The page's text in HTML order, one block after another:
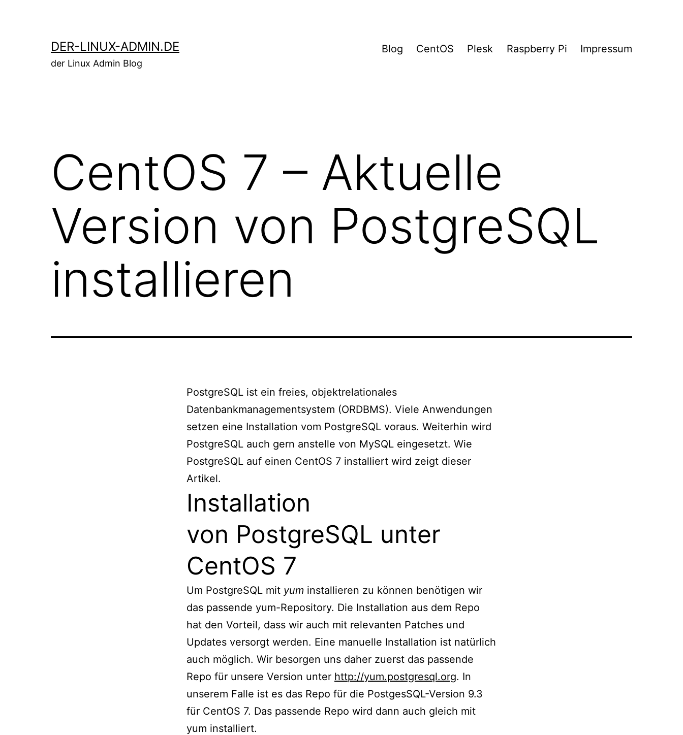
DER-LINUX-ADMIN.DE
der Linux Admin Blog
Blog CentOS Plesk Raspberry Pi Impressum
CentOS 7 – Aktuelle
Version von PostgreSQL
installieren
PostgreSQL ist ein freies, objektrelationales
Datenbankmanagementsystem (ORDBMS). Viele Anwendungen
setzen eine Installation vom PostgreSQL voraus. Weiterhin wird
PostgreSQL auch gern anstelle von MySQL eingesetzt. Wie
PostgreSQL auf einen CentOS 7 installiert wird zeigt dieser
Artikel.
Installation
von PostgreSQL unter
CentOS 7
Um PostgreSQL mit yum installieren zu können benötigen wir
das passende yum-Repository. Die Installation aus dem Repo
hat den Vorteil, dass wir auch mit relevanten Patches und
Updates versorgt werden. Eine manuelle Installation ist natürlich
auch möglich. Wir besorgen uns daher zuerst das passende
Repo für unsere Version unter http://yum.postgresql.org. In
unserem Falle ist es das Repo für die PostgesSQL-Version 9.3
für CentOS 7. Das passende Repo wird dann auch gleich mit
yum installiert.